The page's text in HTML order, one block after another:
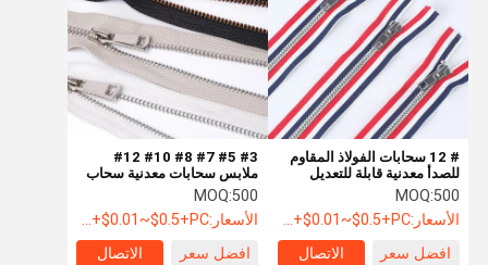
#3 #5 #7 #8 #10 #12
ملابس سحابات معدنية سحاب
ذو اتجاهين نهاية مغلقة للملابس
MOQ:500
الأسعار:USD+$0.01~$0.5+PC
افضل سعر
الاتصال
# 12 سحابات الفولاذ المقاوم
للصدأ معدنية قابلة للتعديل
سحاب مفتوح النهاية دائمة
MOQ:500
الأسعار:USD+$0.01~$0.5+PC
افضل سعر
الاتصال